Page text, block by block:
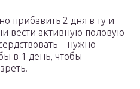
прибавить 2 дня в ту и
вести активную половую
– нужно
в 1 день, чтобы